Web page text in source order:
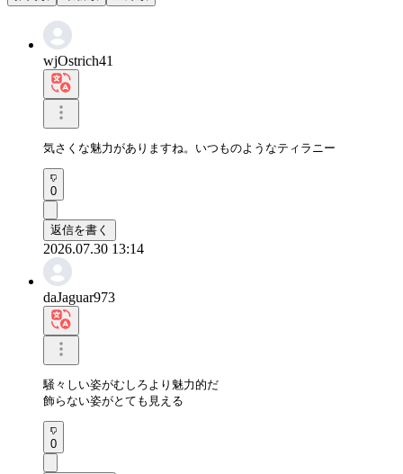
wjOstrich41
気さくな魅力がありますね。いつものようなティラニー
0
返信を書く
2026.07.30 13:14
daJaguar973
騒々しい姿がむしろより魅力的だ
飾らない姿がとても見える
0